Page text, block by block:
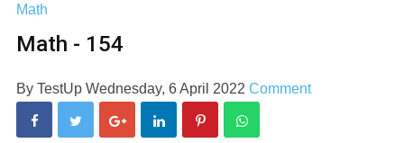
Math
Math - 154
By TestUp Wednesday, 6 April 2022 Comment